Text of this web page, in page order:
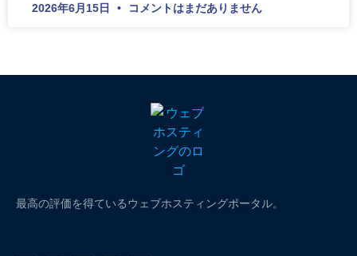
2026年6月15日 コメントはまだありません
最高の評価を得ているウェブホスティングポータル。